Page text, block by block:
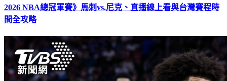
2026 NBA總冠軍賽》馬刺vs.尼克、直播線上看與台灣賽程時
間全攻略